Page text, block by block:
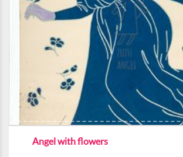
Angel with flowers